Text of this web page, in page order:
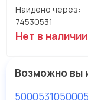
Найдено через:
74530531
Нет в наличии
Возможно вы
50005310